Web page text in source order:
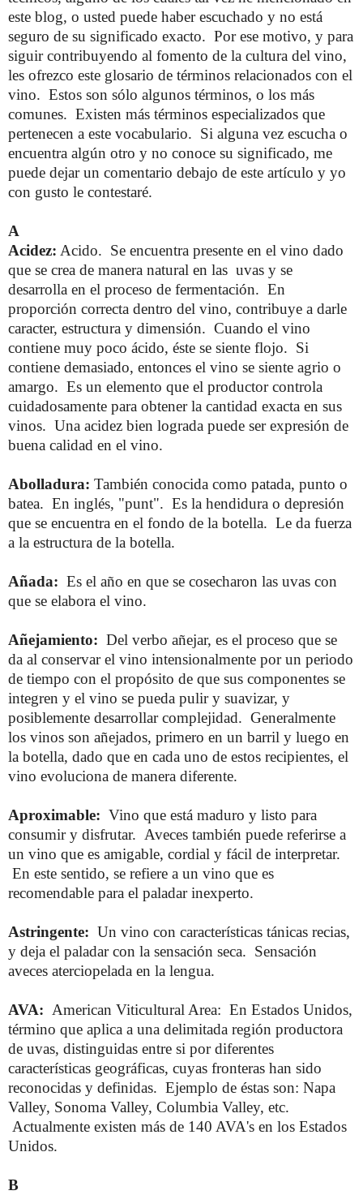
este blog, o usted puede haber escuchado y no está
seguro de su significado exacto. Por ese motivo, y para
siguir contribuyendo al fomento de la cultura del vino,
les ofrezco este glosario de términos relacionados con el
vino. Estos son sólo algunos términos, o los más
comunes. Existen más términos especializados que
pertenecen a este vocabulario. Si alguna vez escucha o
encuentra algún otro y no conoce su significado, me
puede dejar un comentario debajo de este artículo y yo
con gusto le contestaré.
A
Acidez: Acido. Se encuentra presente en el vino dado
que se crea de manera natural en las uvas y se
desarrolla en el proceso de fermentación. En
proporción correcta dentro del vino, contribuye a darle
caracter, estructura y dimensión. Cuando el vino
contiene muy poco ácido, éste se siente flojo. Si
contiene demasiado, entonces el vino se siente agrio o
amargo. Es un elemento que el productor controla
cuidadosamente para obtener la cantidad exacta en sus
vinos. Una acidez bien lograda puede ser expresión de
buena calidad en el vino.
Abolladura: También conocida como patada, punto o
batea. En inglés, "punt". Es la hendidura o depresión
que se encuentra en el fondo de la botella. Le da fuerza
a la estructura de la botella.
Añada: Es el año en que se cosecharon las uvas con
que se elabora el vino.
Añejamiento: Del verbo añejar, es el proceso que se
da al conservar el vino intensionalmente por un periodo
de tiempo con el propósito de que sus componentes se
integren y el vino se pueda pulir y suavizar, y
posiblemente desarrollar complejidad. Generalmente
los vinos son añejados, primero en un barril y luego en
la botella, dado que en cada uno de estos recipientes, el
vino evoluciona de manera diferente.
Aproximable: Vino que está maduro y listo para
consumir y disfrutar. Aveces también puede referirse a
un vino que es amigable, cordial y fácil de interpretar.
En este sentido, se refiere a un vino que es
recomendable para el paladar inexperto.
Astringente: Un vino con características tánicas recias,
y deja el paladar con la sensación seca. Sensación
aveces aterciopelada en la lengua.
AVA: American Viticultural Area: En Estados Unidos,
término que aplica a una delimitada región productora
de uvas, distinguidas entre si por diferentes
características geográficas, cuyas fronteras han sido
reconocidas y definidas. Ejemplo de éstas son: Napa
Valley, Sonoma Valley, Columbia Valley, etc.
Actualmente existen más de 140 AVA's en los Estados
Unidos.
B